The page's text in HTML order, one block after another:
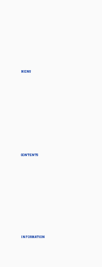
CONTENTS
MENU
INFORMATION